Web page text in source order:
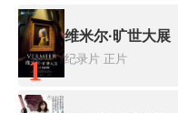
1
维米尔·旷世大展
纪录片 正片